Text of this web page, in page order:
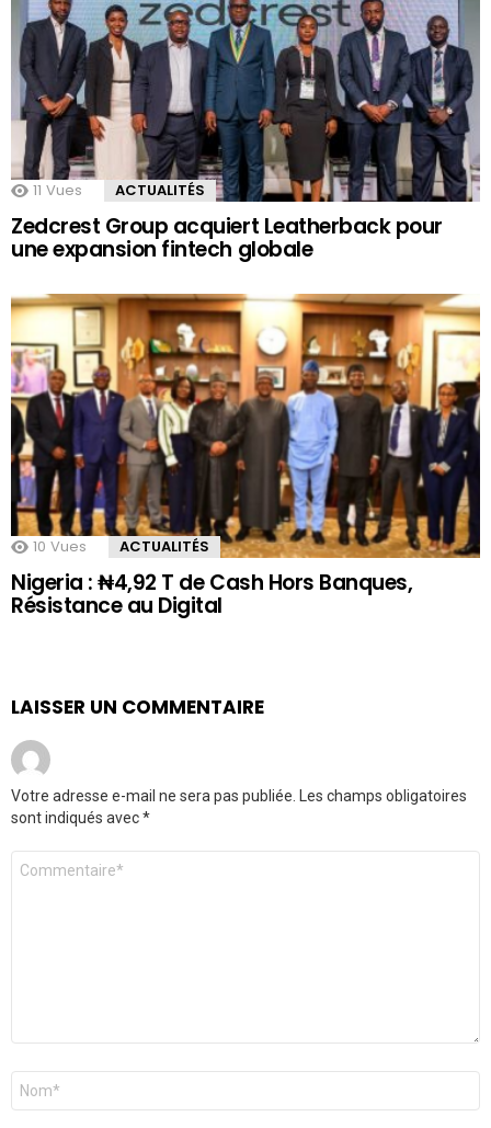
11 Vues ACTUALITÉS
Zedcrest Group acquiert Leatherback pour
une expansion fintech globale
10 Vues ACTUALITÉS
Nigeria : ₦4,92 T de Cash Hors Banques,
Résistance au Digital
LAISSER UN COMMENTAIRE
Votre adresse e-mail ne sera pas publiée.
Les champs obligatoires
sont indiqués avec*
Commentaire
Nom